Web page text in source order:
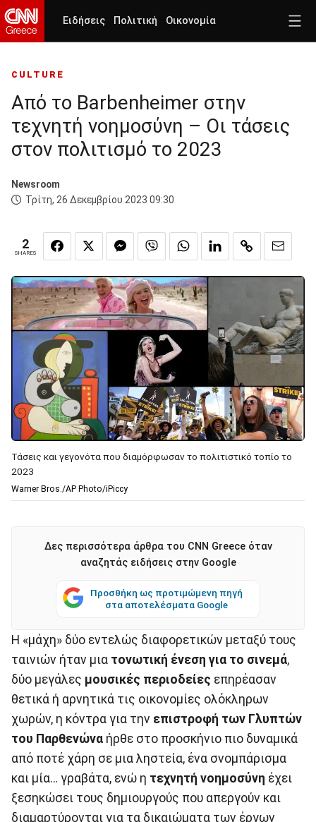
Ειδήσεις Πολιτική Οικονομία
CULTURE
Από το Barbenheimer στην
τεχνητή νοημοσύνη – Οι τάσεις
στον πολιτισμό το 2023
Newsroom
Τρίτη, 26 Δεκεμβρίου 2023 09:30
2
SHARES
Τάσεις και γεγονότα που διαμόρφωσαν το πολιτιστικό τοπίο το
2023
Warner Bros./AP Photo/iPiccy
Δες περισσότερα άρθρα του CNN Greece όταν
αναζητάς ειδήσεις στην Google
Προσθήκη ως προτιμώμενη πηγή
στα αποτελέσματα Google
Η «μάχη» δύο εντελώς διαφορετικών μεταξύ τους
ταινιών ήταν μια τονωτική ένεση για το σινεμά,
δύο μεγάλες μουσικές περιοδείες επηρέασαν
θετικά ή αρνητικά τις οικονομίες ολόκληρων
χωρών, η κόντρα για την επιστροφή των Γλυπτών
του Παρθενώνα ήρθε στο προσκήνιο πιο δυναμικά
από ποτέ χάρη σε μια ληστεία, ένα σνομπάρισμα
και μία… γραβάτα, ενώ η τεχνητή νοημοσύνη έχει
ξεσηκώσει τους δημιουργούς που απεργούν και
διαμαρτύρονται για τα δικαιώματα των έργων